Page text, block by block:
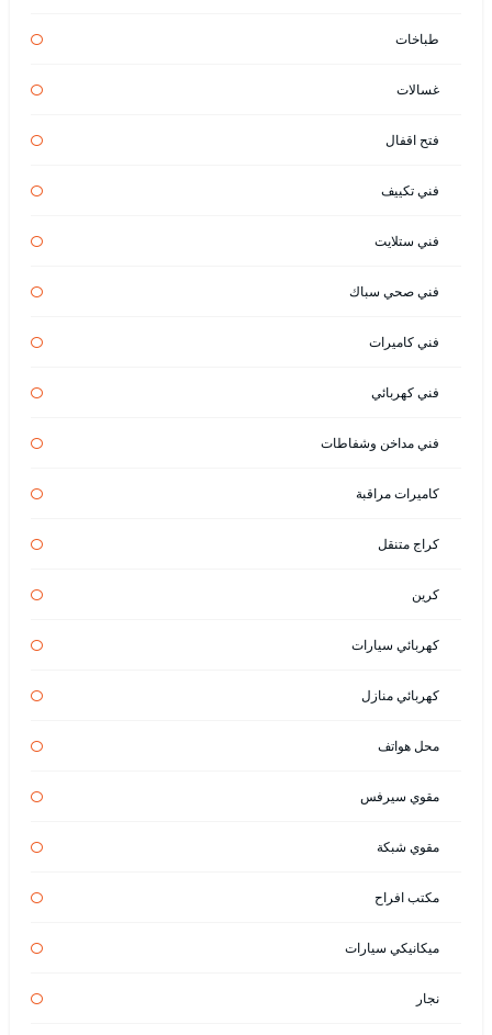
طباخات
غسالات
فتح اقفال
فني تكييف
فني ستلايت
فني صحي سباك
فني كاميرات
فني كهربائي
فني مداخن وشفاطات
كاميرات مراقبة
كراج متنقل
كرين
كهربائي سيارات
كهربائي منازل
محل هواتف
مقوي سيرفس
مقوي شبكة
مكتب افراح
ميكانيكي سيارات
نجار